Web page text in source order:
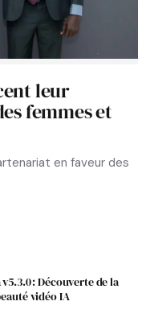
leur
femmes et
en faveur des
: Découverte de la
vidéo IA